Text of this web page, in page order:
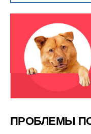
ПРОБЛЕМЫ